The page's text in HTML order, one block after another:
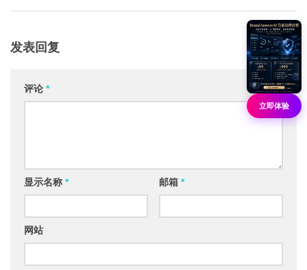
发表回复
评论 *
显示名称 * 邮箱 *
网站
立即体验